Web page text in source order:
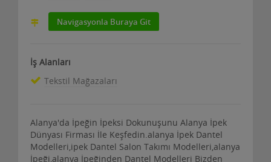
Navigasyonla Buraya Git
İş Alanları
Tekstil Mağazaları
Alanya'da İpeğin İpeksi Dokunuşunu Alanya İpek
Dünyası Firması İle Keşfedin.alanya İpek Dantel
Modelleri,ipek Dantel Salon Takımı Modelleri,alanya
İpeği,alanya İpeğinden Dantel Modelleri Bizden